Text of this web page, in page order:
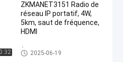
ZKMANET3151 Radio de
réseau IP portatif, 4W,
5km, saut de fréquence,
HDMI
Équipement de communicatio
n personnel
2025-06-19